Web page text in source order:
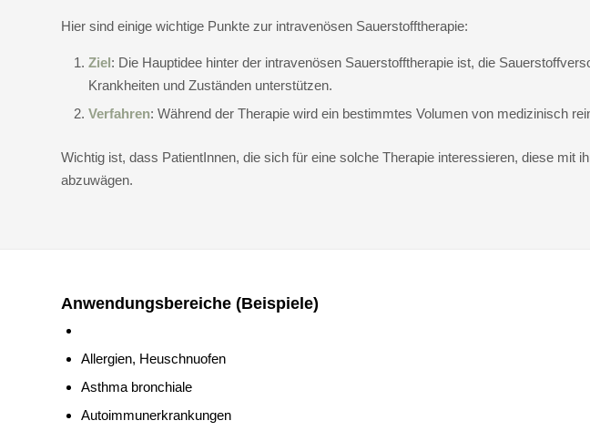
Hier sind einige wichtige Punkte zur intravenösen Sauerstofftherapie:
Ziel: Die Hauptidee hinter der intravenösen Sauerstofftherapie ist, die
Krankheiten und Zuständen unterstützen.
Verfahren: Während der Therapie wird ein bestimmtes Volumen von medizinisch
Wichtig ist, dass PatientInnen, die sich für eine solche Therapie interessieren, diese
abzuwägen.
Anwendungsbereiche (Beispiele)
Allergien, Heuschnuofen
Asthma bronchiale
Autoimmunerkrankungen